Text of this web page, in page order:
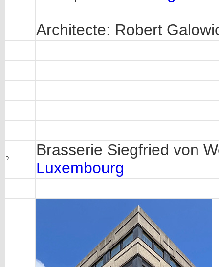
Architecte: Robert
?
Brasserie Siegfried von
Luxembourg